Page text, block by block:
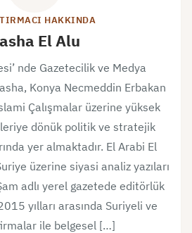
HAKKINDA
El Alu
nde Gazetecilik ve Medya
Konya Necmeddin Erbakan
Çalışmalar üzerine yüksek
dönük politik ve stratejik
yer almaktadır. El Arabi El
üzerine siyasi analiz yazıları
adlı yerel gazetede editörlük
yılları arasında Suriyeli ve
ile belgesel […]